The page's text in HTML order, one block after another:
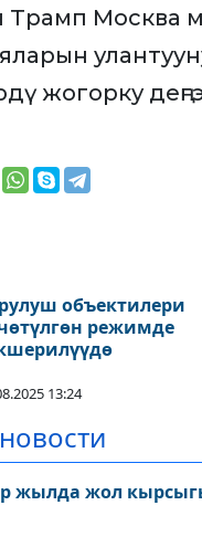
Трамп Москва
жогорку
объектилери
режимде
13:24
жылда жол